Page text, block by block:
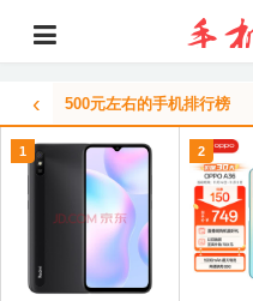
‹ 500元左右的手机排行榜
1 2